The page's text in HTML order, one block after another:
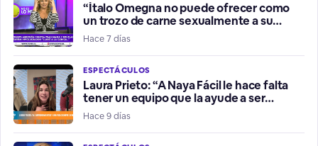
“Ítalo Omegna no puede ofrecer como
un trozo de carne sexualmente a su
hermana”
Hace 7 días
ESPECTÁCULOS
Laura Prieto: “A Naya Fácil le hace falta
tener un equipo que la ayude a ser
influencer positiva”
Hace 9 días